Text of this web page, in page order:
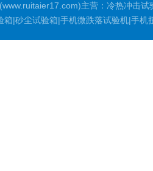
主营：冷热冲击
|砂尘试验箱|手机微跌落试验机|手机